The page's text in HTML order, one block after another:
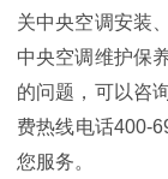
关中央空调安装
中央空调维护保
的问题，可以咨
费热线电话400-
您服务。